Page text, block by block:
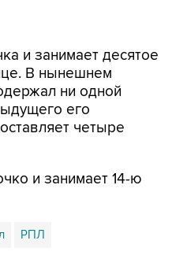
и занимает десятое
В нынешнем
ни одной
его
четыре
и занимает 14-ю
РПЛ